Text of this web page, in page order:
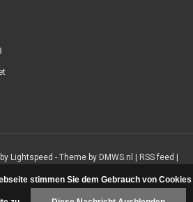
Lightspeed - Theme by DMWS.nl RSS feed
stimmen Sie dem Gebrauch von Cookies